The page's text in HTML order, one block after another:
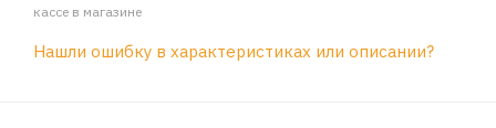
кассе в магазине
Нашли ошибку в характеристиках или описании?